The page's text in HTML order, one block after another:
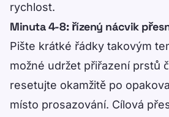
rychlost.
Minuta 4-8: řízený nácvik
Pište krátké řádky takovým
možné udržet přiřazení prstů
resetujte okamžitě po
místo prosazování. Cílová